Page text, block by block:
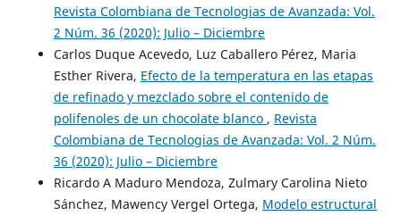
Revista Colombiana de Tecnologias de Avanzada: Vol.
2 Núm. 36 (2020): Julio – Diciembre
Carlos Duque Acevedo, Luz Caballero Pérez, Maria
Esther Rivera, Efecto de la temperatura en las etapas
de refinado y mezclado sobre el contenido de
polifenoles de un chocolate blanco , Revista
Colombiana de Tecnologias de Avanzada: Vol. 2 Núm.
36 (2020): Julio – Diciembre
Ricardo A Maduro Mendoza, Zulmary Carolina Nieto
Sánchez, Mawency Vergel Ortega, Modelo estructural